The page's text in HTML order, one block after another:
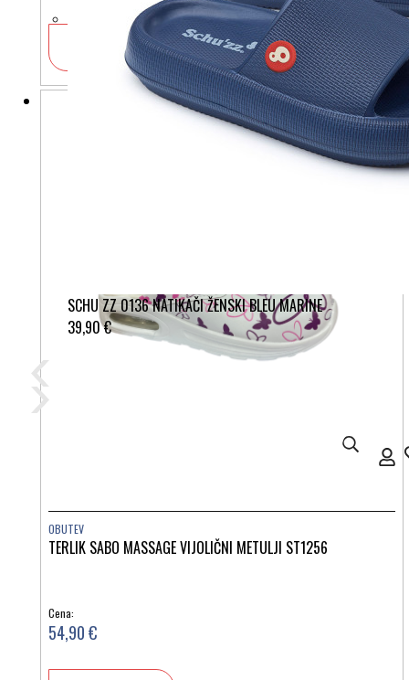
SCHU ZZ 0136 NATIKAČI ŽENSKI BLEU MARINE
39,90 €
V košarico
OBUTEV
TERLIK SABO MASSAGE VIJOLIČNI METULJI ST1256
Cena:
54,90 €